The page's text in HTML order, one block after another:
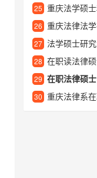
25 重庆法学硕士
26 重庆法律法学
27 法学硕士研究生
28 在职读法律硕士
29 在职法律硕
30 重庆法律系在